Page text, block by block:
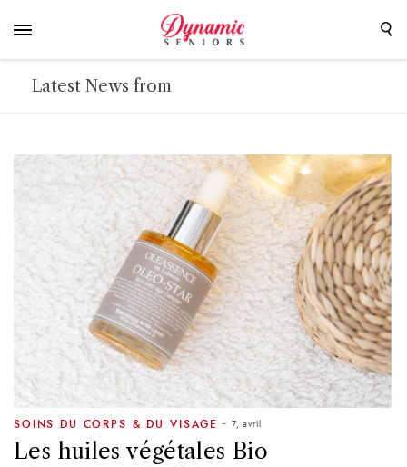
Latest News from
SOINS DU CORPS & DU VISAGE 7, avril
Les huiles végétales Bio